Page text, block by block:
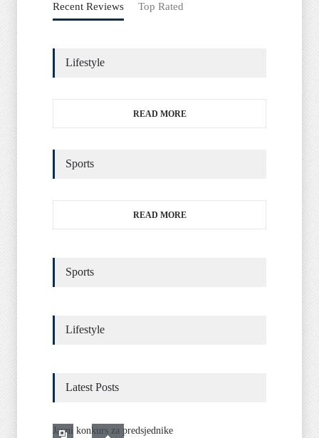
Recent Reviews Top Rated
Lifestyle
READ MORE
Sports
READ MORE
Sports
Lifestyle
Latest Posts
Javni konkurs za predsjednike